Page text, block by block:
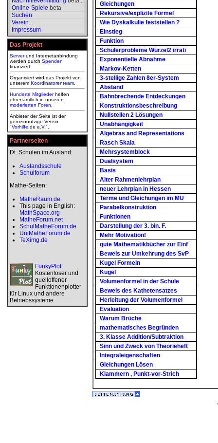
Online-Spiele beta
Suchen
Verein...
Impressum
Das Projekt
Serverund Internetanbindung
werden durch Spenden
finanziert.
Organisiert wird das Projekt von
unserem Koordinatorenteam
Hunderte Mitgliederhelfen
ehrenamtlich in unseren
moderierten Foren
Anbieter der Seite ist der
gemeinnützige Verein
"Vorhilfe.de e.V.".
Partnerseiten
Dt. Schulen im Ausland:
Auslandsschule
Schulforum
Mathe-Seiten:
MatheRaum.de
This page in English:
MathSpace.org
MatheForum.net
SchulMatheForum.de
UniMatheForum.de
TeXimg.de
FunkyPlot:
Kostenloser und
quelloffener
Funktionenplotter
für Linux und andere
Betriebssysteme
Gleichungen
Rekursive/explizite Formel
Wie Dyskalkulie feststellen ?
Einstieg
Funktion
Schülerprobleme Wurzel2 irrati
Exponentielle Abnahme
Markov-Ketten
3-stellige Zahlen 8er-System
Abstand
Bahnbrechende Entdeckungen
Konstruktionsbeschreibung
Nullstellen 2 Lösungen
Unabhängigkeit
Algebras and Representations
Rasch Skala
Mehrsystemblock
Dualsystem
Basis
Alter Rahmenlehrplan
neuer Lehrplan in Hessen
Terme und Gleichungen im MU
Parabelkonstruktion
Funktionen
Darstellung der 3. bin. F.
Mehr Motivation!
gute Mathematikbücher zur Einf
Beweis zur Umkehrung des SvP
Kugel Formeln
Kugel
Volumenformel in der Schule
Beweis des Kathetensatzes
Herleitung der Volumenformel
Evaluation
Warum Brüche
mathematisches Begründen
3. Klasse Addition/Subtraktion
Sinn und Zweck von Theorieheft
Integraleigenschaften
Gleichungen Lösen
Klammern , Punkt-vor-Strich